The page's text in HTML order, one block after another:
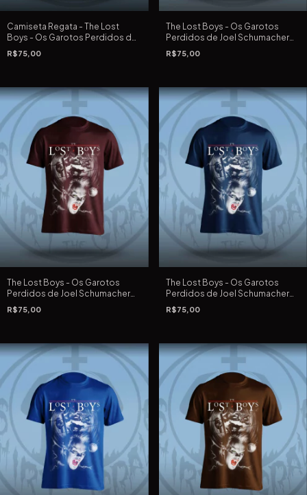
Camiseta Regata - The Lost
Boys - Os Garotos Perdidos de
Joel Schumacher de 1987
R$75,00
The Lost Boys - Os Garotos
Perdidos de Joel Schumacher
de 1987 - Camiseta Verde musgo
Tradicional e Extra Grande
R$75,00
The Lost Boys - Os Garotos
Perdidos de Joel Schumacher
de 1987 - Camiseta vinho
Tradicional e Extra Grande
R$75,00
The Lost Boys - Os Garotos
Perdidos de Joel Schumacher
de 1987 - Camiseta azul marinho
Tradicional e Extra Grande
R$75,00